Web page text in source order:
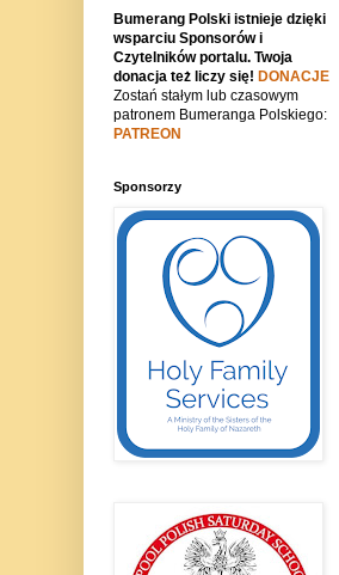
Bumerang Polski istnieje dzięki
wsparciu Sponsorów i
Czytelników portalu. Twoja
donacja też liczy się! DONACJE
Zostań stałym lub czasowym
patronem Bumeranga Polskiego:
PATREON
Sponsorzy